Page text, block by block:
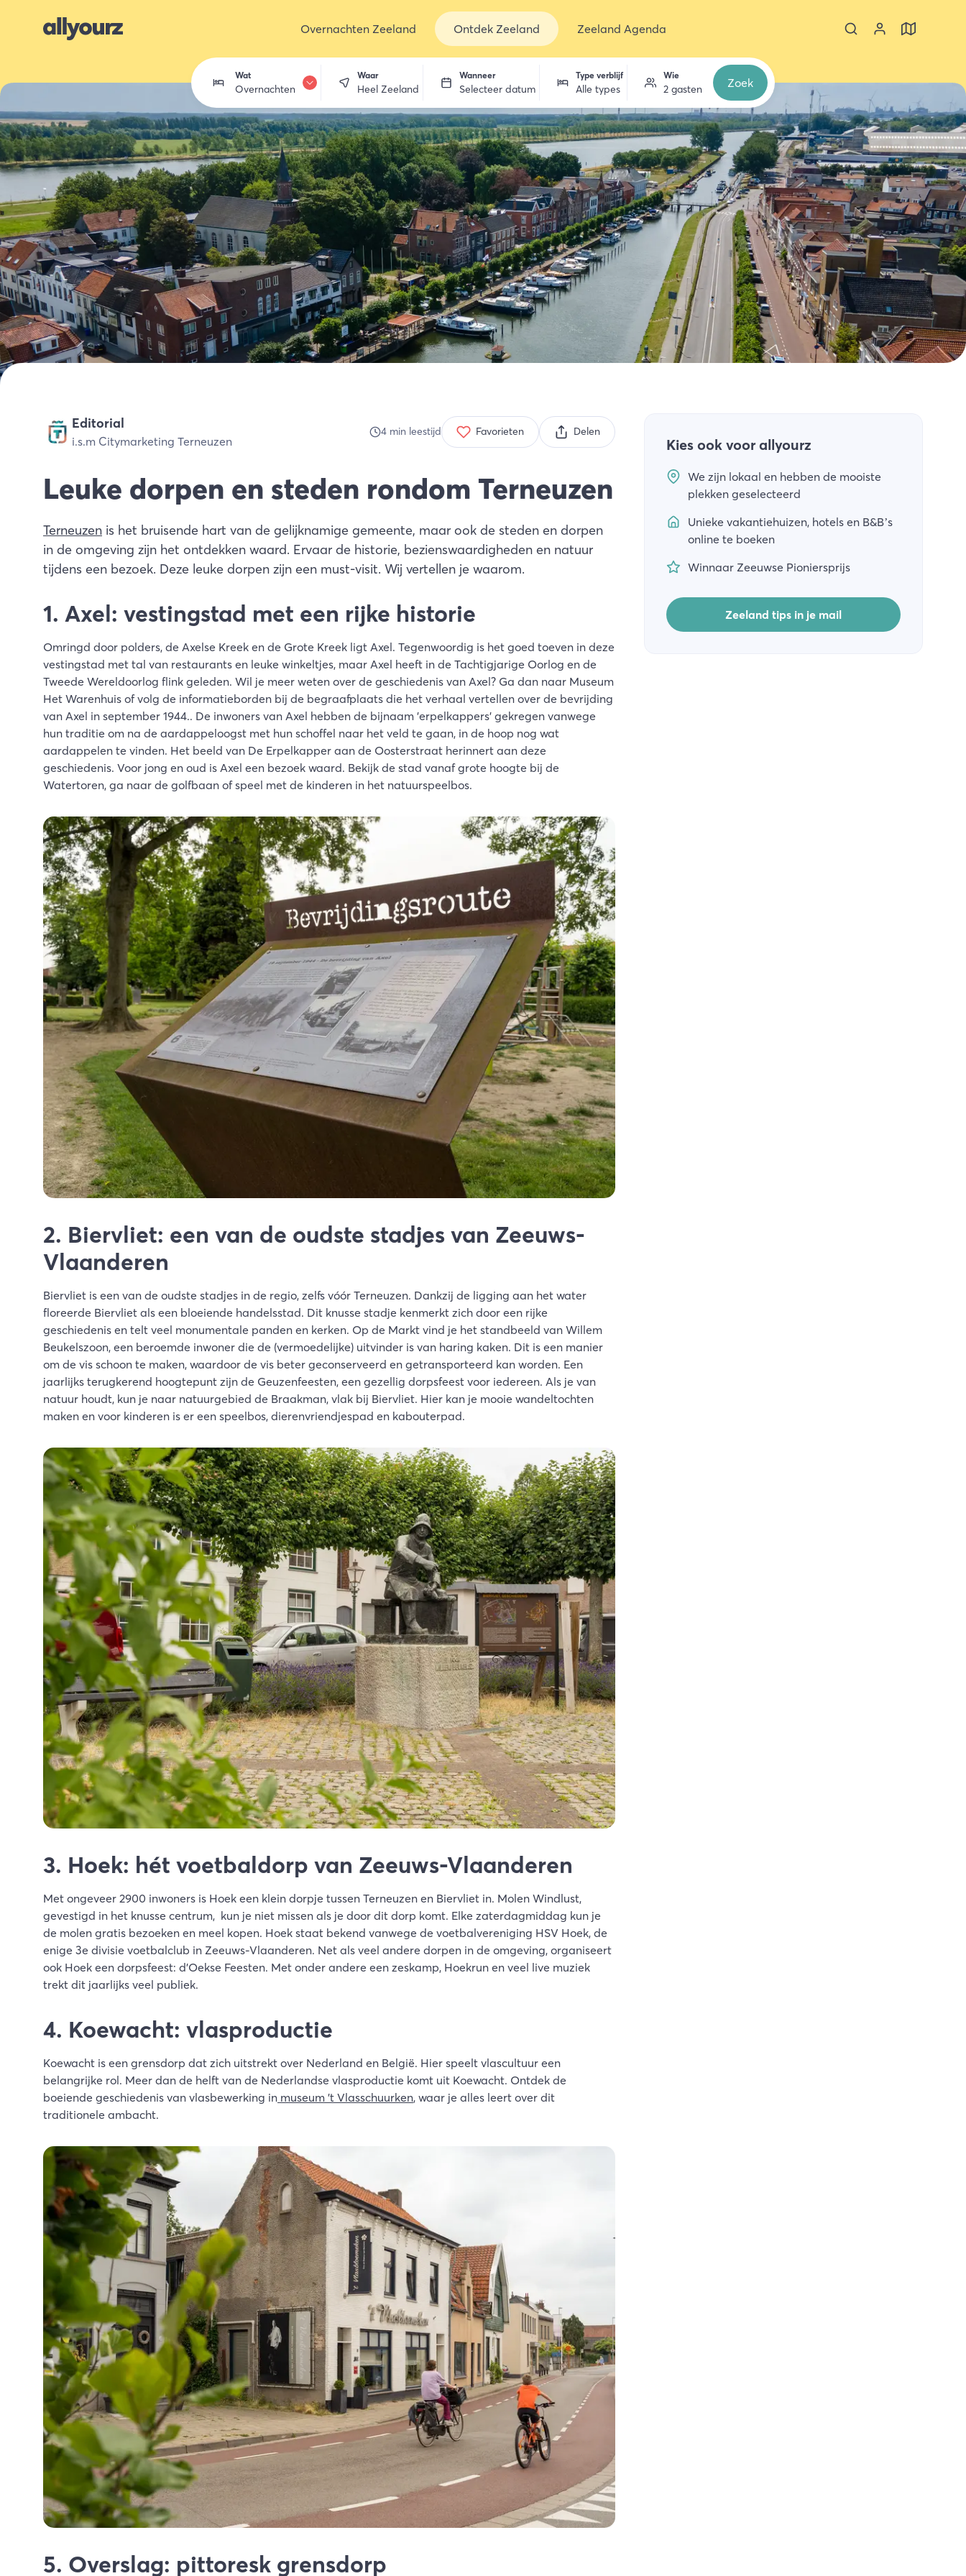
Overnachten Zeeland Ontdek Zeeland Zeeland Agenda
Wat
Overnachten
Overnachten
Eten & drinken
Activiteiten
Winkelen
Zeeland ontdekken
Waar
Heel Zeeland
Wanneer
Selecteer datum
Type verblijf
Alle types
Wie
2 gasten Zoek
Leuke dorpen en steden rondom Terneuzen
Terneuzen is het bruisende hart van de gelijknamige gemeente, maar ook de steden en dorpen
in de omgeving zijn het ontdekken waard. Ervaar de historie, bezienswaardigheden en natuur
tijdens een bezoek. Deze leuke dorpen zijn een must-visit. Wij vertellen je waarom.
Editorial
i.s.m Citymarketing Terneuzen
4min leestijd Favorieten Delen
1. Axel: vestingstad met een rijke historie
Omringd door polders, de Axelse Kreek en de Grote Kreek ligt Axel. Tegenwoordig is het goed toeven in deze
vestingstad met tal van restaurants en leuke winkeltjes, maar Axel heeft in de Tachtigjarige Oorlog en de
Tweede Wereldoorlog flink geleden. Wil je meer weten over de geschiedenis van Axel? Ga dan naar Museum
Het Warenhuis of volg de informatieborden bij de begraafplaats die het verhaal vertellen over de bevrijding
van Axel in september 1944.. De inwoners van Axel hebben de bijnaam 'erpelkappers' gekregen vanwege
hun traditie om na de aardappeloogst met hun schoffel naar het veld te gaan, in de hoop nog wat
aardappelen te vinden. Het beeld van De Erpelkapper aan de Oosterstraat herinnert aan deze
geschiedenis. Voor jong en oud is Axel een bezoek waard. Bekijk de stad vanaf grote hoogte bij de
Watertoren, ga naar de golfbaan of speel met de kinderen in het natuurspeelbos.
2. Biervliet: een van de oudste stadjes van Zeeuws-
Vlaanderen
Biervliet is een van de oudste stadjes in de regio, zelfs vóór Terneuzen. Dankzij de ligging aan het water
floreerde Biervliet als een bloeiende handelsstad. Dit knusse stadje kenmerkt zich door een rijke
geschiedenis en telt veel monumentale panden en kerken. Op de Markt vind je het standbeeld van Willem
Beukelszoon, een beroemde inwoner die de (vermoedelijke) uitvinder is van haring kaken. Dit is een manier
om de vis schoon te maken, waardoor de vis beter geconserveerd en getransporteerd kan worden. Een
jaarlijks terugkerend hoogtepunt zijn de Geuzenfeesten, een gezellig dorpsfeest voor iedereen. Als je van
natuur houdt, kun je naar natuurgebied de Braakman, vlak bij Biervliet. Hier kan je mooie wandeltochten
maken en voor kinderen is er een speelbos, dierenvriendjespad en kabouterpad.
3. Hoek: hét voetbaldorp van Zeeuws-Vlaanderen
Met ongeveer 2900 inwoners is Hoek een klein dorpje tussen Terneuzen en Biervliet in. Molen Windlust,
gevestigd in het knusse centrum, kun je niet missen als je door dit dorp komt. Elke zaterdagmiddag kun je
de molen gratis bezoeken en meel kopen. Hoek staat bekend vanwege de voetbalvereniging HSV Hoek, de
enige 3e divisie voetbalclub in Zeeuws-Vlaanderen. Net als veel andere dorpen in de omgeving, organiseert
ook Hoek een dorpsfeest: d'Oekse Feesten. Met onder andere een zeskamp, Hoekrun en veel live muziek
trekt dit jaarlijks veel publiek.
4. Koewacht: vlasproductie
Koewacht is een grensdorp dat zich uitstrekt over Nederland en België. Hier speelt vlascultuur een
belangrijke rol. Meer dan de helft van de Nederlandse vlasproductie komt uit Koewacht. Ontdek de
boeiende geschiedenis van vlasbewerking in museum 't Vlasschuurken, waar je alles leert over dit
traditionele ambacht.
5. Overslag: pittoresk grensdorp
Kies ook voor allyourz
We zijn lokaal en hebben de mooiste
plekken geselecteerd
Unieke vakantiehuizen, hotels en B&B’s
online te boeken
Winnaar Zeeuwse Pioniersprijs
Zeeland tips in je mail